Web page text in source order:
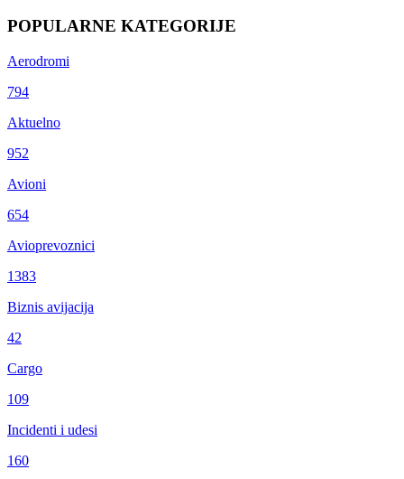
POPULARNE KATEGORIJE
Aerodromi
794
Aktuelno
952
Avioni
654
Avioprevoznici
1383
Biznis avijacija
42
Cargo
109
Incidenti i udesi
160